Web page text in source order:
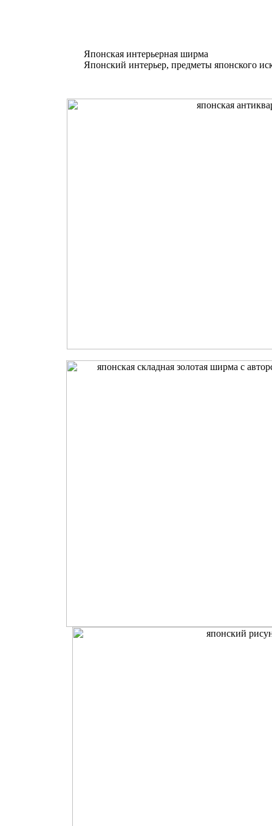
Японская интерьерная ширма
Японский интерьер, предметы японского